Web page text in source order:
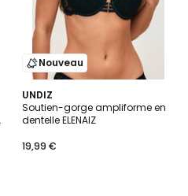
Nouveau
UNDIZ
Soutien-gorge ampliforme en
dentelle ELENAIZ
19,99 €
2
Couleurs